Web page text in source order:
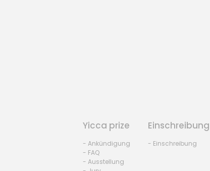
Yicca prize
- Ankündigung
- FAQ
- Ausstellung
Einschreibung
- Einschreibung